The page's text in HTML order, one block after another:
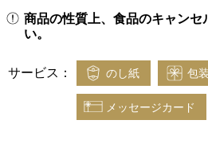
商品の性質上、食品のキャンセ
い。
サービス： のし紙 包装
メッセージカード